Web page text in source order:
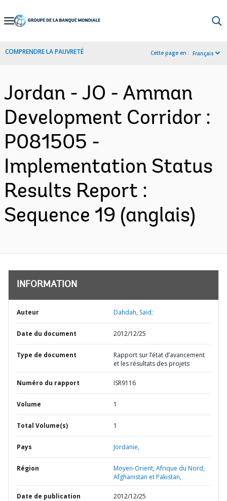
Skip
Navigation
COMPRENDRE LA PAUVRETÉ Cette page en : Français
Jordan - JO - Amman
Development Corridor :
P081505 -
Implementation Status
Results Report :
Sequence 19 (anglais)
INFORMATION
Auteur Dahdah, Said;
Date du document 2012/12/25
Type de document
Rapport sur l’état d’avancement
et les résultats des projets
Numéro du rapport ISR9116
Volume 1
Total Volume(s) 1
Pays Jordanie,
Région
Moyen-Orient, Afrique du Nord,
Afghanistan et Pakistan,
Date de publication 2012/12/25